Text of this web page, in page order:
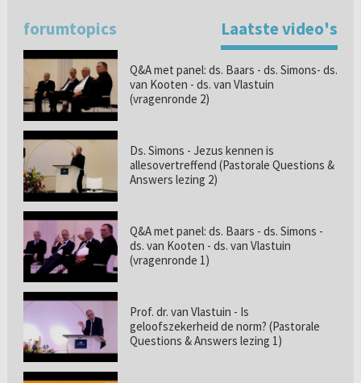
forumtopics Laatste video's
Q&A met panel: ds. Baars - ds. Simons- ds.
van Kooten - ds. van Vlastuin
(vragenronde 2)
Ds. Simons - Jezus kennen is
allesovertreffend (Pastorale Questions &
Answers lezing 2)
Q&A met panel: ds. Baars - ds. Simons -
ds. van Kooten - ds. van Vlastuin
(vragenronde 1)
Prof. dr. van Vlastuin - Is
geloofszekerheid de norm? (Pastorale
Questions & Answers lezing 1)